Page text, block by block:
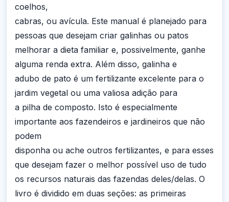
coelhos,
cabras, ou avícula. Este manual é planejado para
pessoas que desejam criar galinhas ou patos
melhorar a dieta familiar e, possivelmente, ganhe
alguma renda extra. Além disso, galinha e
adubo de pato é um fertilizante excelente para o
jardim vegetal ou uma valiosa adição para
a pilha de composto. Isto é especialmente
importante aos fazendeiros e jardineiros que não
podem
disponha ou ache outros fertilizantes, e para esses
que desejam fazer o melhor possível uso de tudo
os recursos naturais das fazendas deles/delas. O
livro é dividido em duas seções: as primeiras